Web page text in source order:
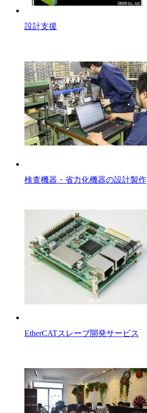
設計支援
検査機器・省力化機器の設計製作
EtherCATスレーブ開発サービス